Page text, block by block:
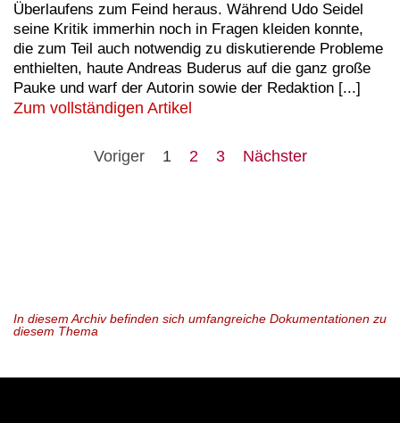
Überlaufens zum Feind heraus. Während Udo Seidel
seine Kritik immerhin noch in Fragen kleiden konnte,
die zum Teil auch notwendig zu diskutierende Probleme
enthielten, haute Andreas Buderus auf die ganz große
Pauke und warf der Autorin sowie der Redaktion [...]
Zum vollständigen Artikel
Voriger 1 2 3 Nächster
In diesem Archiv befinden sich umfangreiche Dokumentationen zu
diesem Thema